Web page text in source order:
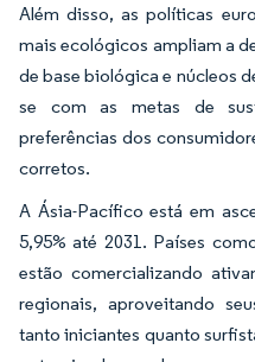
Além disso, as políticas
mais ecológicos ampliam a
de base biológica e núcleos
se com as metas de
preferências dos
corretos.
A Ásia-Pacífico está em
5,95% até 2031. Países
estão comercializando
regionais, aproveitando
tanto iniciantes quanto